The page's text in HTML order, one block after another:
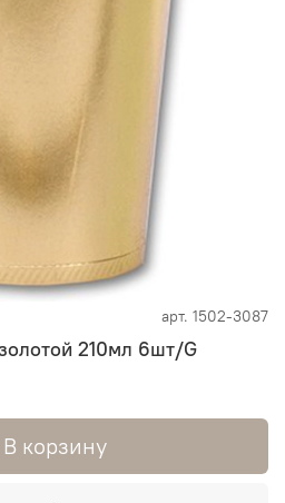
арт. 1502-3087
210мл 6шт/G
В корзину